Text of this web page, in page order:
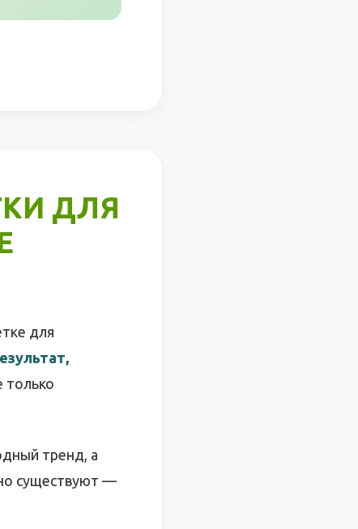
ДЛЯ
для
только
тренд, а
существуют —